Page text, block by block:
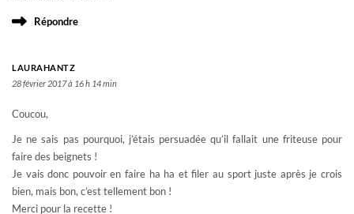
Répondre
LAURAHANTZ
28 février 2017 à 16 h 14 min
Coucou,
Je ne sais pas pourquoi, j’étais persuadée qu’il fallait une friteuse pour
faire des beignets !
Je vais donc pouvoir en faire ha ha et filer au sport juste après je crois
bien, mais bon, c’est tellement bon !
Merci pour la recette !